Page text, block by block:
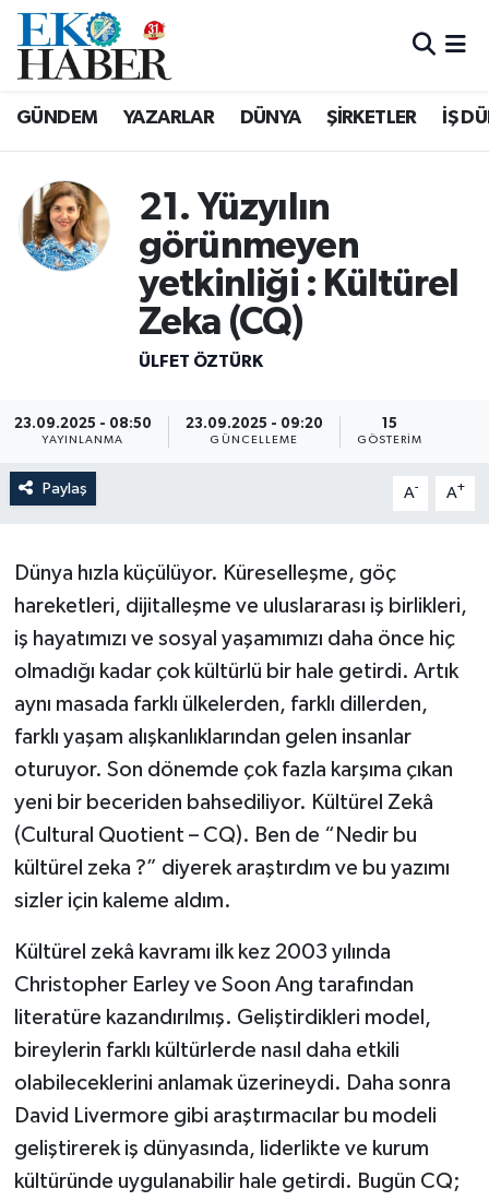
GÜNDEM YAZARLAR DÜNYA ŞİRKETLER İŞ
21. Yüzyılın
görünmeyen
yetkinliği : Kültürel
Zeka (CQ)
ÜLFET ÖZTÜRK
23.09.2025 - 08:50
YAYINLANMA
23.09.2025 - 09:20
GÜNCELLEME
15
GÖSTERIM
Paylaş A- A+
Dünya hızla küçülüyor. Küreselleşme, göç
hareketleri, dijitalleşme ve uluslararası iş birlikleri,
iş hayatımızı ve sosyal yaşamımızı daha önce hiç
olmadığı kadar çok kültürlü bir hale getirdi. Artık
aynı masada farklı ülkelerden, farklı dillerden,
farklı yaşam alışkanlıklarından gelen insanlar
oturuyor. Son dönemde çok fazla karşıma çıkan
yeni bir beceriden bahsediliyor. Kültürel Zekâ
(Cultural Quotient – CQ). Ben de “Nedir bu
kültürel zeka ?” diyerek araştırdım ve bu yazımı
sizler için kaleme aldım.
Kültürel zekâ kavramı ilk kez 2003 yılında
Christopher Earley ve Soon Ang tarafından
literatüre kazandırılmış. Geliştirdikleri model,
bireylerin farklı kültürlerde nasıl daha etkili
olabileceklerini anlamak üzerineydi. Daha sonra
David Livermore gibi araştırmacılar bu modeli
geliştirerek iş dünyasında, liderlikte ve kurum
kültüründe uygulanabilir hale getirdi. Bugün CQ;
Hava Durumu
Süper Lig Puan Durumu ve Fikstür
Tüm Manşetler
Son Dakika Haberleri
Haber Arşivi